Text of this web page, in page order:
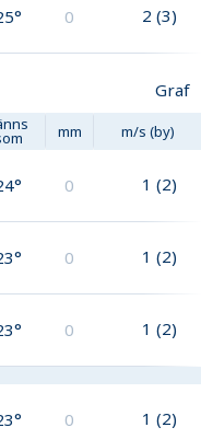
0 2 (3)
Graf
mm m/s (by)
0 1 (2)
0 1 (2)
0 1 (2)
0 1 (2)